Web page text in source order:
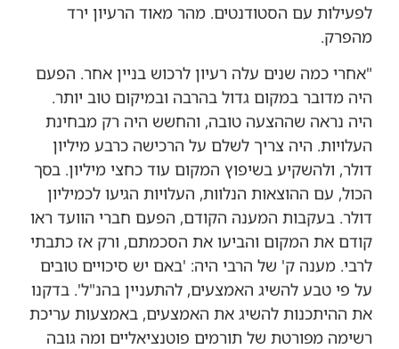
לפעילות עם הסטודנטים. מהר מאוד הרעיון ירד
מהפרק.
"אחרי כמה שנים עלה רעיון לרכוש בניין אחר. הפעם
היה מדובר במקום גדול בהרבה ובמיקום טוב יותר.
היה נראה שההצעה טובה, והחשש היה רק מבחינת
העלויות. היה צריך לשלם על הרכישה כרבע מיליון
דולר, ולהשקיע בשיפוץ המקום עוד כחצי מיליון. בסך
הכול, עם ההוצאות הנלוות, העלויות הגיעו לכמיליון
דולר. בעקבות המענה הקודם, הפעם חברי הוועד ראו
קודם את המקום והביעו את הסכמתם, ורק אז כתבתי
לרבי. מענה ק' של הרבי היה: 'באם יש סיכויים טובים
על פי טבע להשיג האמצעים, להתעניין בהנ"ל'. בדקנו
את ההיתכנות להשיג את האמצעים, באמצעות עריכת
רשימה מפורטת של תורמים פוטנציאליים ומה גובה